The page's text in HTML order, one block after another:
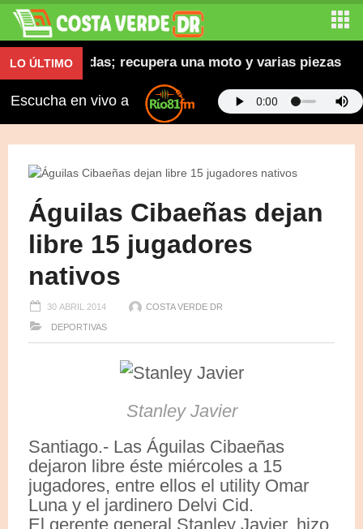
LO ÚLTIMOrobadas; recupera una moto y varias piezas
Escucha en vivo a
Águilas Cibaeñas dejan
libre 15 jugadores
nativos
30 ABRIL 2014 COSTA VERDE DR
DEPORTIVAS
Stanley Javier
Santiago.- Las Águilas Cibaeñas
dejaron libre éste miércoles a 15
jugadores, entre ellos el utility Omar
Luna y el jardinero Delvi Cid.
El gerente general Stanley Javier, hizo